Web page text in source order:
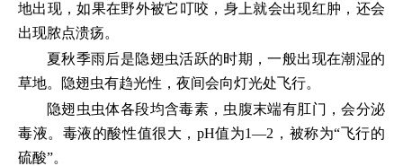
地出现，如果在野外被它叮咬，身上就会出现红肿，还会
出现脓点溃疡。
夏秋季雨后是隐翅虫活跃的时期，一般出现在潮湿的
草地。隐翅虫有趋光性，夜间会向灯光处飞行。
隐翅虫虫体各段均含毒素，虫腹末端有肛门，会分泌
毒液。毒液的酸性值很大，pH值为1—2，被称为“飞行的
硫酸”。